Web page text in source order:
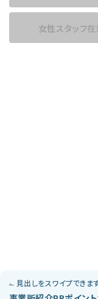
女性スタッフ在
見出しをスワイプできま